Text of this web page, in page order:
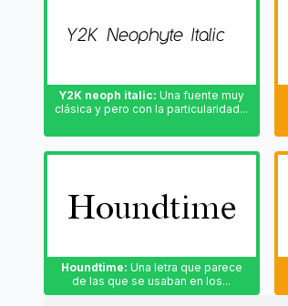
Y2K neoph italic: Una fuente muy
clásica y pero con la particularidad...
Houndtime: Una letra que parece
de las que se usaban en los...